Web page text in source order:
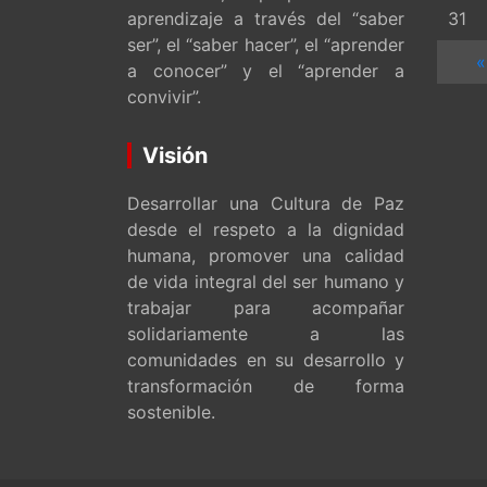
aprendizaje a través del “saber
ser”, el “saber hacer”, el “aprender
a conocer” y el “aprender a
convivir”.
Visión
Desarrollar una Cultura de Paz
desde el respeto a la dignidad
humana, promover una calidad
de vida integral del ser humano y
trabajar para acompañar
solidariamente a las
comunidades en su desarrollo y
transformación de forma
sostenible.
31